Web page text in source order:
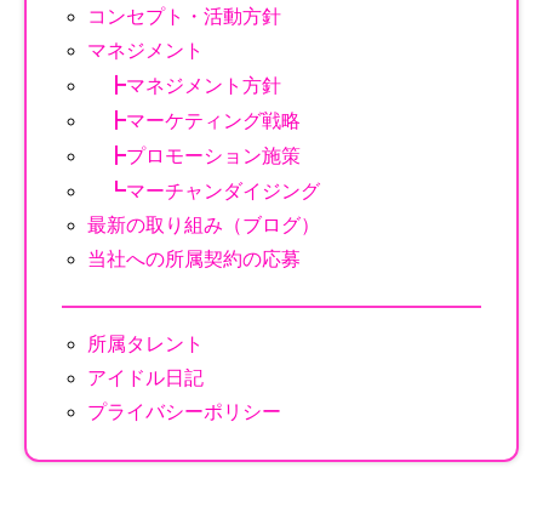
コンセプト・活動方針
マネジメント
┣マネジメント方針
┣マーケティング戦略
┣プロモーション施策
┗マーチャンダイジング
最新の取り組み（ブログ）
当社への所属契約の応募
所属タレント
アイドル日記
プライバシーポリシー